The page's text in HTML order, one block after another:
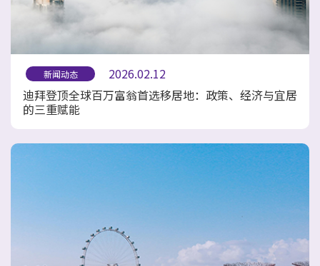
新闻动态
2026.02.12
迪拜登顶全球百万富翁首选移居地：政策、经济与宜居
的三重赋能